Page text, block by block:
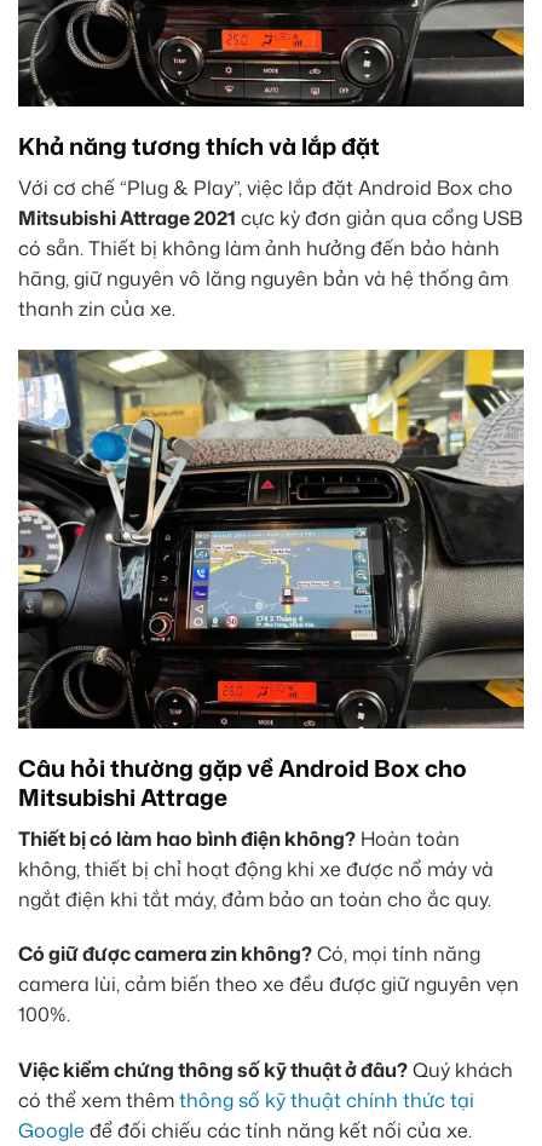
Khả năng tương thích và lắp đặt
Với cơ chế “Plug & Play”, việc lắp đặt Android Box cho
Mitsubishi Attrage 2021 cực kỳ đơn giản qua cổng USB
có sẵn. Thiết bị không làm ảnh hưởng đến bảo hành
hãng, giữ nguyên vô lăng nguyên bản và hệ thống âm
thanh zin của xe.
Câu hỏi thường gặp về Android Box cho
Mitsubishi Attrage
Thiết bị có làm hao bình điện không? Hoàn toàn
không, thiết bị chỉ hoạt động khi xe được nổ máy và
ngắt điện khi tắt máy, đảm bảo an toàn cho ắc quy.
Có giữ được camera zin không?Có, mọi tính năng
camera lùi, cảm biến theo xe đều được giữ nguyên vẹn
100%.
Việc kiểm chứng thông số kỹ thuật ở đâu?Quý khách
có thể xem thêmthông số kỹ thuật chính thức tại
Google để đối chiếu các tính năng kết nối của xe.